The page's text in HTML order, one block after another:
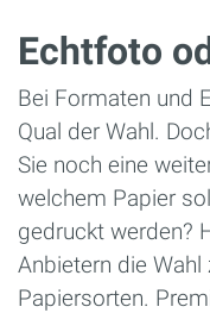
Echtfoto
Bei Formaten und
Qual der Wahl.
Sie noch eine
welchem Papier
gedruckt werden?
Anbietern die
Papiersorten.